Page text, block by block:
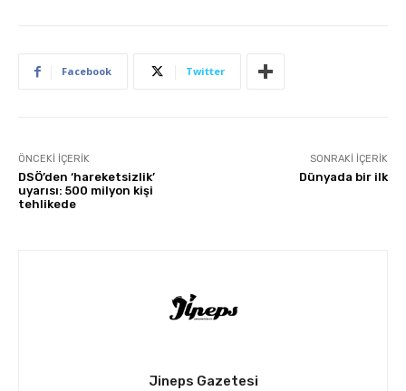
Facebook Twitter
ÖNCEKI İÇERIK
DSÖ’den ‘hareketsizlik’
uyarısı: 500 milyon kişi
tehlikede
SONRAKI İÇERIK
Dünyada bir ilk
Jineps Gazetesi